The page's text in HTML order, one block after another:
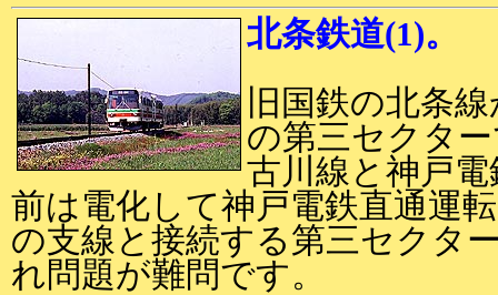
北条鉄道(1)。
旧国鉄の北条
の第三セクタ
古川線と神戸
前は電化して神戸電鉄直通運
の支線と接続する第三セクタ
れ問題が難問です。